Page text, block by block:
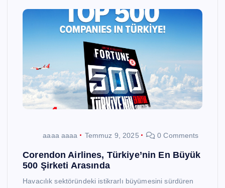
aaaa aaaa Temmuz 9, 2025 0 Comments
Corendon Airlines, Türkiye’nin En Büyük
500 Şirketi Arasında
Havacılık sektöründeki istikrarlı büyümesini sürdüren